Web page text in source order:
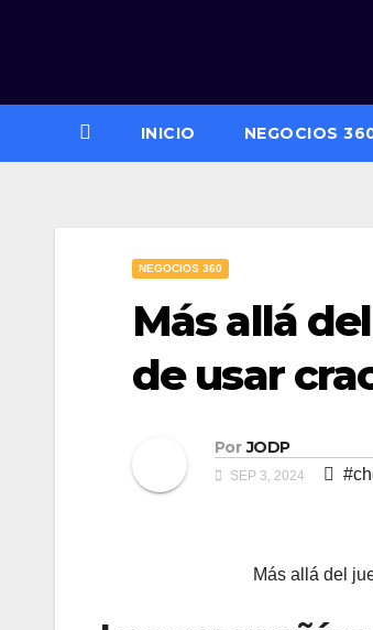
INICIO NEGOCIOS
NEGOCIOS 360
Más allá
de usar
Por JODP
SEP 3, 2024
Más allá del